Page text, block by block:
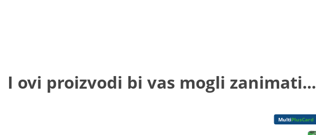
I ovi proizvodi bi vas mogli zanimati...
MultiPlusCard